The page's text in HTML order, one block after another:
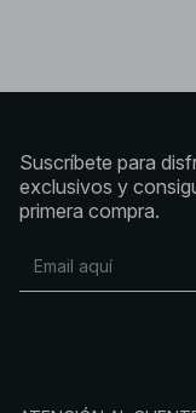
Suscríbete para
exclusivos y
primera compra.